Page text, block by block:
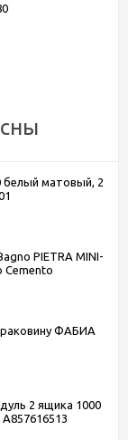
белый матовый, 2
PIETRA MINI-
Cemento
ФАБИА
2 ящика 1000